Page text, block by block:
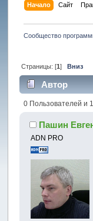
Начало Сайт
Сообщество
Страницы: [1] Вниз
Автор
0 Пользователей и
Пашин
ADN PRO